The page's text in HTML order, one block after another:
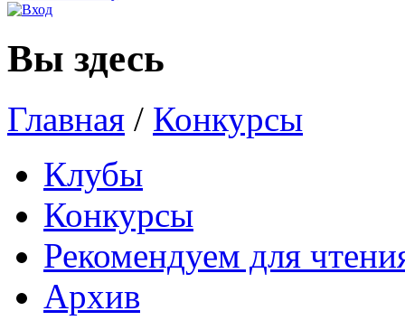
Вы здесь
Главная / Конкурсы
Клубы
Конкурсы
Рекомендуем для
Архив